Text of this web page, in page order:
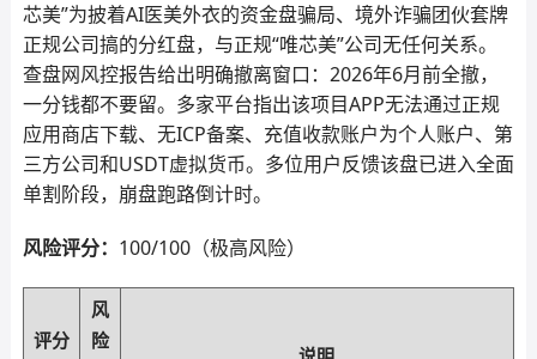
芯美”为披着AI医美外衣的资金盘骗局、境外诈骗团伙套牌
正规公司搞的分红盘，与正规“唯芯美”公司无任何关系。
查盘网风控报告给出明确撤离窗口：2026年6月前全撤，
一分钱都不要留。多家平台指出该项目APP无法通过正规
应用商店下载、无ICP备案、充值收款账户为个人账户、第
三方公司和USDT虚拟货币。多位用户反馈该盘已进入全面
单割阶段，崩盘跑路倒计时。
风险评分： 100/100（极高风险）
评分
风
险